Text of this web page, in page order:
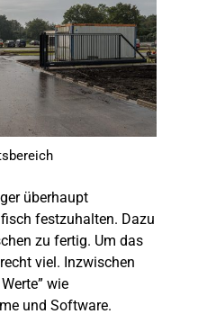
überhaupt
festzuhalten. Dazu
zu fertig. Um das
viel. Inzwischen
wie
und Software.